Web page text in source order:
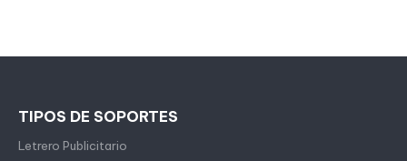
TIPOS DE SOPORTES
Letrero Publicitario